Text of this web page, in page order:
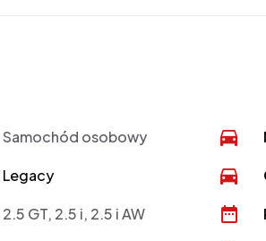
Samochód osobowy
Legacy
2.5 GT, 2.5 i, 2.5 i AW